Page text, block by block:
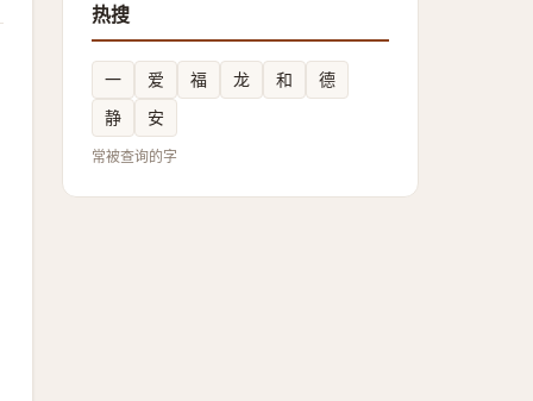
热搜
一 爱 福 龙 和
德
静
安
常被查询的字